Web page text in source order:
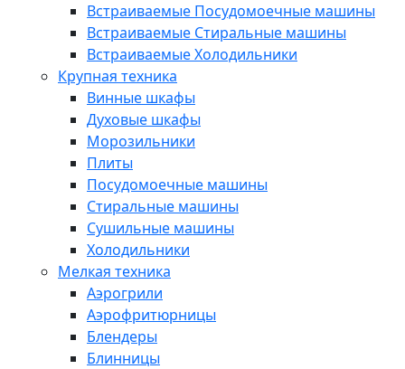
Встраиваемые Посудомоечные машины
Встраиваемые Стиральные машины
Встраиваемые Холодильники
Крупная техника
Винные шкафы
Духовые шкафы
Морозильники
Плиты
Посудомоечные машины
Стиральные машины
Сушильные машины
Холодильники
Мелкая техника
Аэрогрили
Аэрофритюрницы
Блендеры
Блинницы